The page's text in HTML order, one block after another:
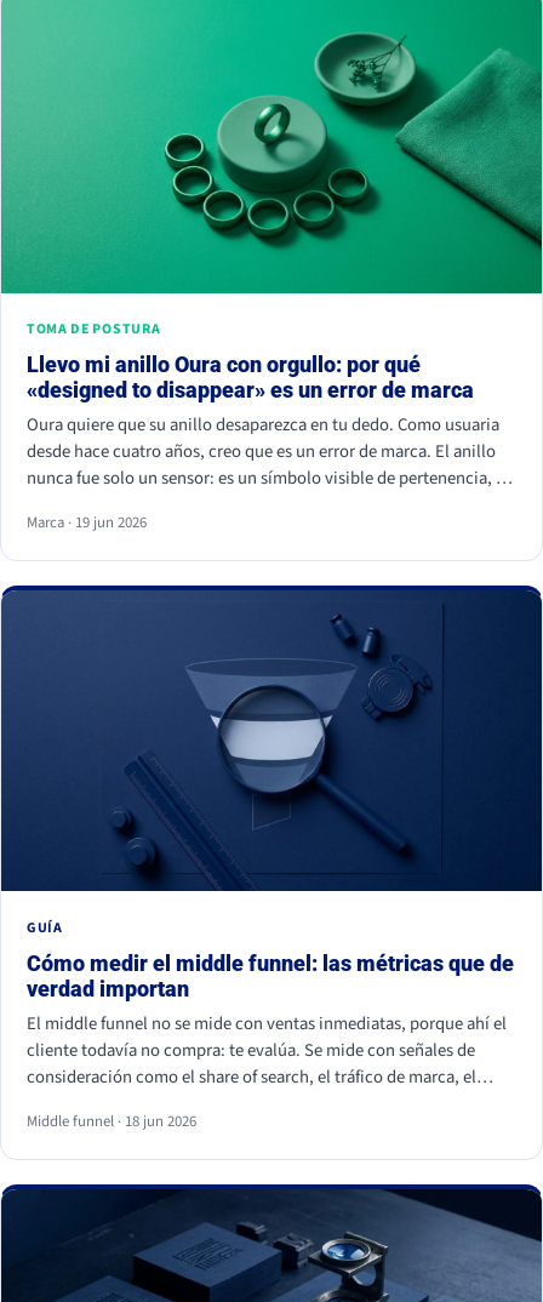
TOMA DE POSTURA
Llevo mi anillo Oura con orgullo: por qué
«designed to disappear» es un error de marca
Oura quiere que su anillo desaparezca en tu dedo. Como usuaria
desde hace cuatro años, creo que es un error de marca. El anillo
nunca fue solo un sensor: es un símbolo visible de pertenencia, un
símbolo, apagas a la comunidad que lo hizo valer.
Marca · 19 jun 2026
GUÍA
Cómo medir el middle funnel: las métricas que de
verdad importan
El middle funnel no se mide con ventas inmediatas, porque ahí el
cliente todavía no compra: te evalúa. Se mide con señales de
consideración como el share of search, el tráfico de marca, el
lead (MQL a SQL). Las impresiones, los likes y los seguidores no
cuentan: son volumen, no preferencia.
Middle funnel · 18 jun 2026